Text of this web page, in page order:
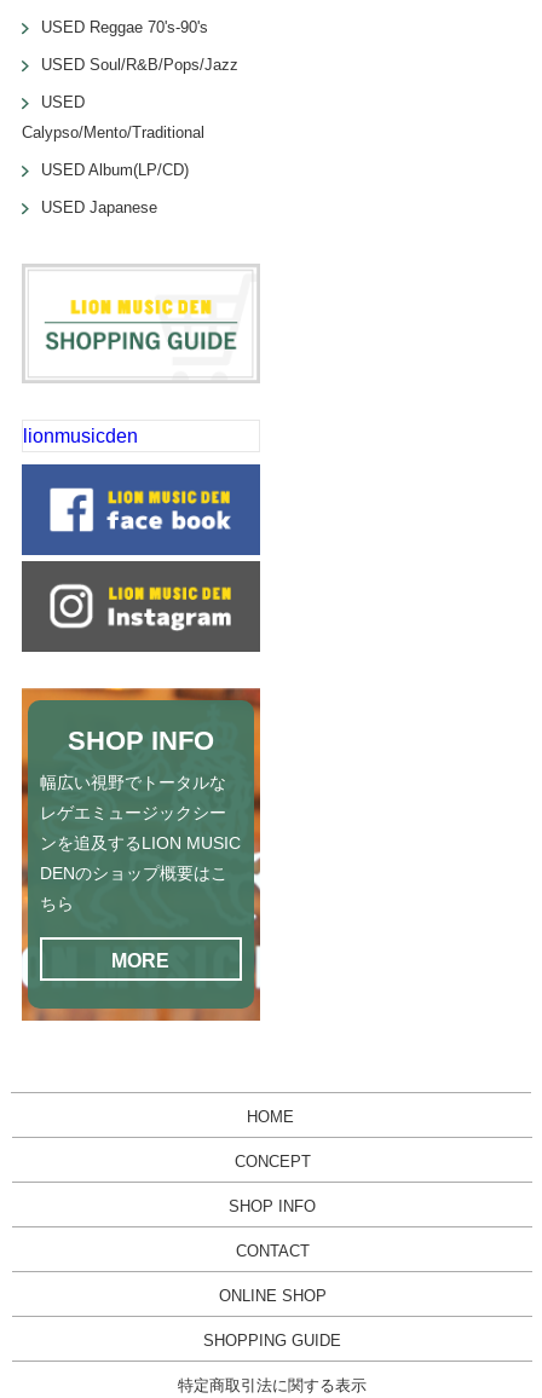
USED Reggae 70's-90's
USED Soul/R&B/Pops/Jazz
USED
Calypso/Mento/Traditional
USED Album(LP/CD)
USED Japanese
lionmusicden
SHOP INFO
幅広い視野でトータルな
レゲエミュージックシー
ンを追及するLION MUSIC
DENのショップ概要はこ
ちら
MORE
HOME
CONCEPT
SHOP INFO
CONTACT
ONLINE SHOP
SHOPPING GUIDE
特定商取引法に関する表示